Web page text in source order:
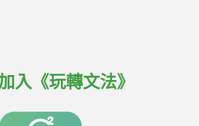
入《玩轉文法》